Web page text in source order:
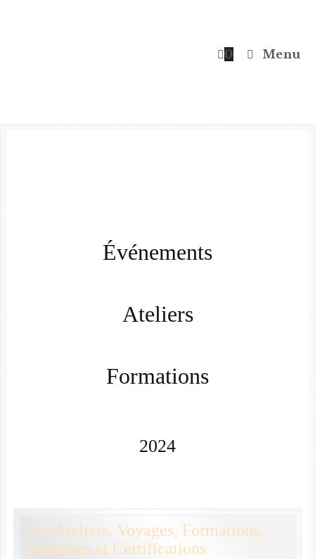
0 Menu
Événements
Ateliers
Formations
2024
Les Ateliers, Voyages, Formations,
Semaines et Certifications